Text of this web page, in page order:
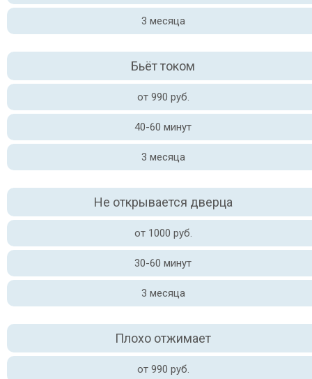
3 месяца
Бьёт током
от 990 руб.
40-60 минут
3 месяца
Не открывается дверца
от 1000 руб.
30-60 минут
3 месяца
Плохо отжимает
от 990 руб.